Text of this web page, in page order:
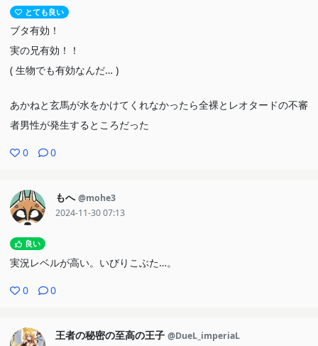
とても良い
ブタ有効！
実の兄有効！！
( 生物でも有効なんだ… )
あかねと玄馬が水をかけてくれなかったら全裸とレオタードの不審
者男性が発生するところだった
0 0
もへ @mohe3
2024-11-30 07:13
良い
実況レベルが高い。いびりこぶた…。
0 0
王者の秘密の至高の王子 @DueL_imperiaL